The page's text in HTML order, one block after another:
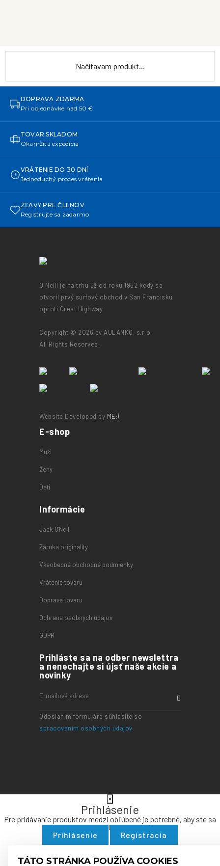
Načítavam produkt...
DOPRAVA ZDARMA
Pri objednávke nad 50 €
TOVAR SKLADOM
Okamžitá expedícia
VRÁTENIE DO 30 DNÍ
Jednoduchý proces vrátenia
ZĽAVY PRE ČLENOV
Registrujte sa zadarmo
O Neill je na trhu už od roku 1952 kedy sa
otvoril prvý surfový obchod v San Francisku
oproti Great Highway
Copyright © 2026 by AULANKO, s.r.o..
All Rights Reserved.
Website Developed by ME:)
E-shop
Muži
Ženy
Deti
Informácie
Jack O'Neill
Záruka originality
Všeobecné obchodné podmienky
Vrátenie tovaru
Doprava tovaru
Ochrana osobnych udajov
GDPR
Prihláste sa na odber newslettra
a nenechajte si újsť naše akcie a
novinky
Odoslaním formulára súhlasíte so
spracovaním osobných údajov
×
Prihlásenie
Pre pridávanie produktov medzi obľúbené je potrebné, aby ste sa
najskôr prihlásili alebo zaregistrovali.
Prihlásenie
Registrácia
TÁTO STRÁNKA POUŽÍVA COOKIES